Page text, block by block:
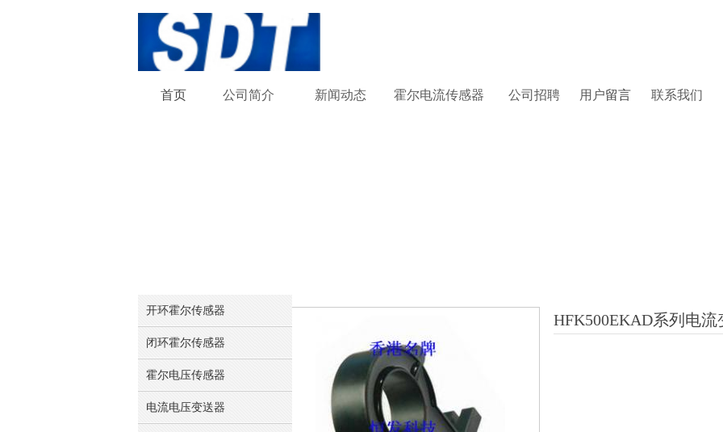
首页 公司 简介 新闻动态 霍尔电流传感器 公司招聘 用户留言 联系我们
开环霍尔传感器
闭环霍尔传感器
霍尔电压传感器
电流电压变送器
HFK500EKAD系列电流